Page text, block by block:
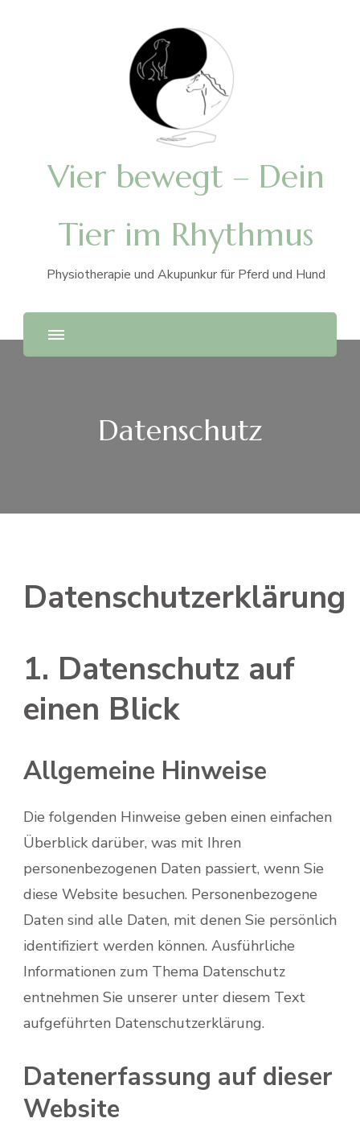
Vier bewegt – Dein
Tier im Rhythmus
Physiotherapie und Akupunkur für Pferd und Hund
Datenschutz
Datenschutzerklärung
1. Datenschutz auf
einen Blick
Allgemeine Hinweise
Die folgenden Hinweise geben einen einfachen
Überblick darüber, was mit Ihren
personenbezogenen Daten passiert, wenn Sie
diese Website besuchen. Personenbezogene
Daten sind alle Daten, mit denen Sie persönlich
identifiziert werden können. Ausführliche
Informationen zum Thema Datenschutz
entnehmen Sie unserer unter diesem Text
aufgeführten Datenschutzerklärung.
Datenerfassung auf dieser
Website